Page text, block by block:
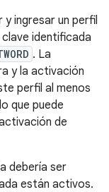
y ingresar un perfil
identificada
. La
y la activación
perfil al menos
que puede
de
debería ser
están activos.